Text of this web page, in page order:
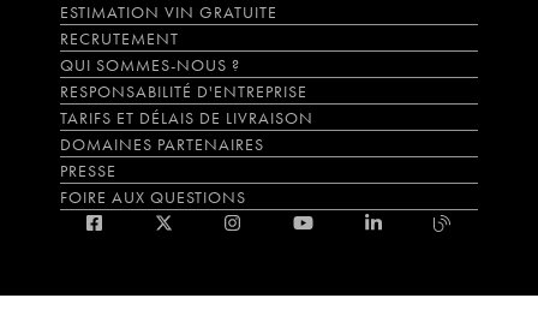
ESTIMATION VIN GRATUITE
RECRUTEMENT
QUI SOMMES-NOUS ?
RESPONSABILITÉ D'ENTREPRISE
TARIFS ET DÉLAIS DE LIVRAISON
DOMAINES PARTENAIRES
PRESSE
FOIRE AUX QUESTIONS